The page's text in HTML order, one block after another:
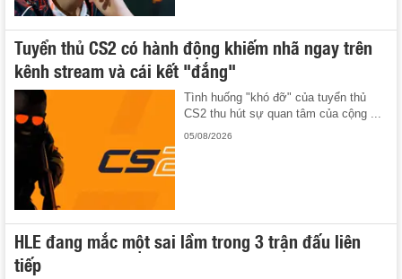
Tuyển thủ CS2 có hành động khiếm nhã ngay trên
kênh stream và cái kết "đắng"
Tình huống "khó đỡ" của tuyển thủ
CS2 thu hút sự quan tâm của cộng ...
05/08/2026
HLE đang mắc một sai lầm trong 3 trận đấu liên
tiếp